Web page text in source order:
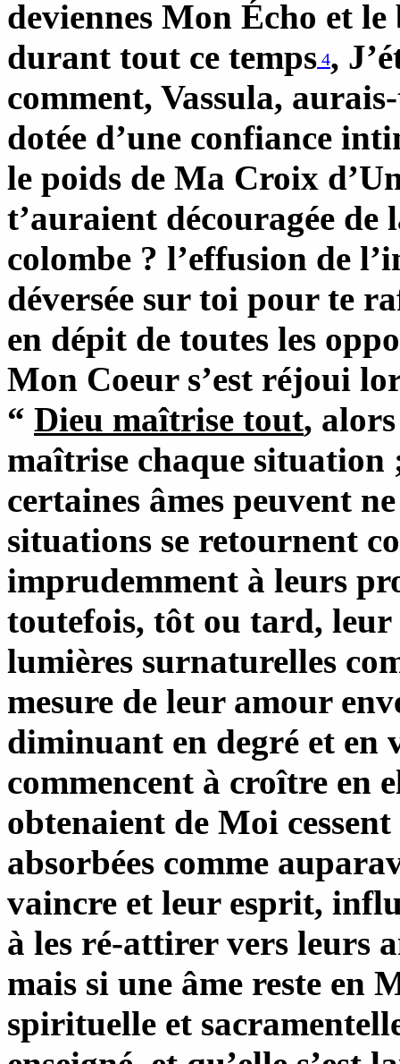
deviennes Mon Écho et
durant tout ce temps 4,
comment, Vassula,
dotée d’une confiance
le poids de Ma Croix
t’auraient découragée
colombe ? l’effusion de
déversée sur toi pour te
en dépit de toutes les
Mon Coeur s’est réjoui
“ Dieu maîtrise tout,
maîtrise chaque situation
certaines âmes peuvent
situations se retournent
imprudemment à leurs
toutefois, tôt ou tard,
lumières surnaturelles
mesure de leur amour
diminuant en degré et en
commencent à croître en
obtenaient de Moi
absorbées comme
vaincre et leur esprit,
à les ré-attirer vers leurs
mais si une âme reste en
spirituelle et